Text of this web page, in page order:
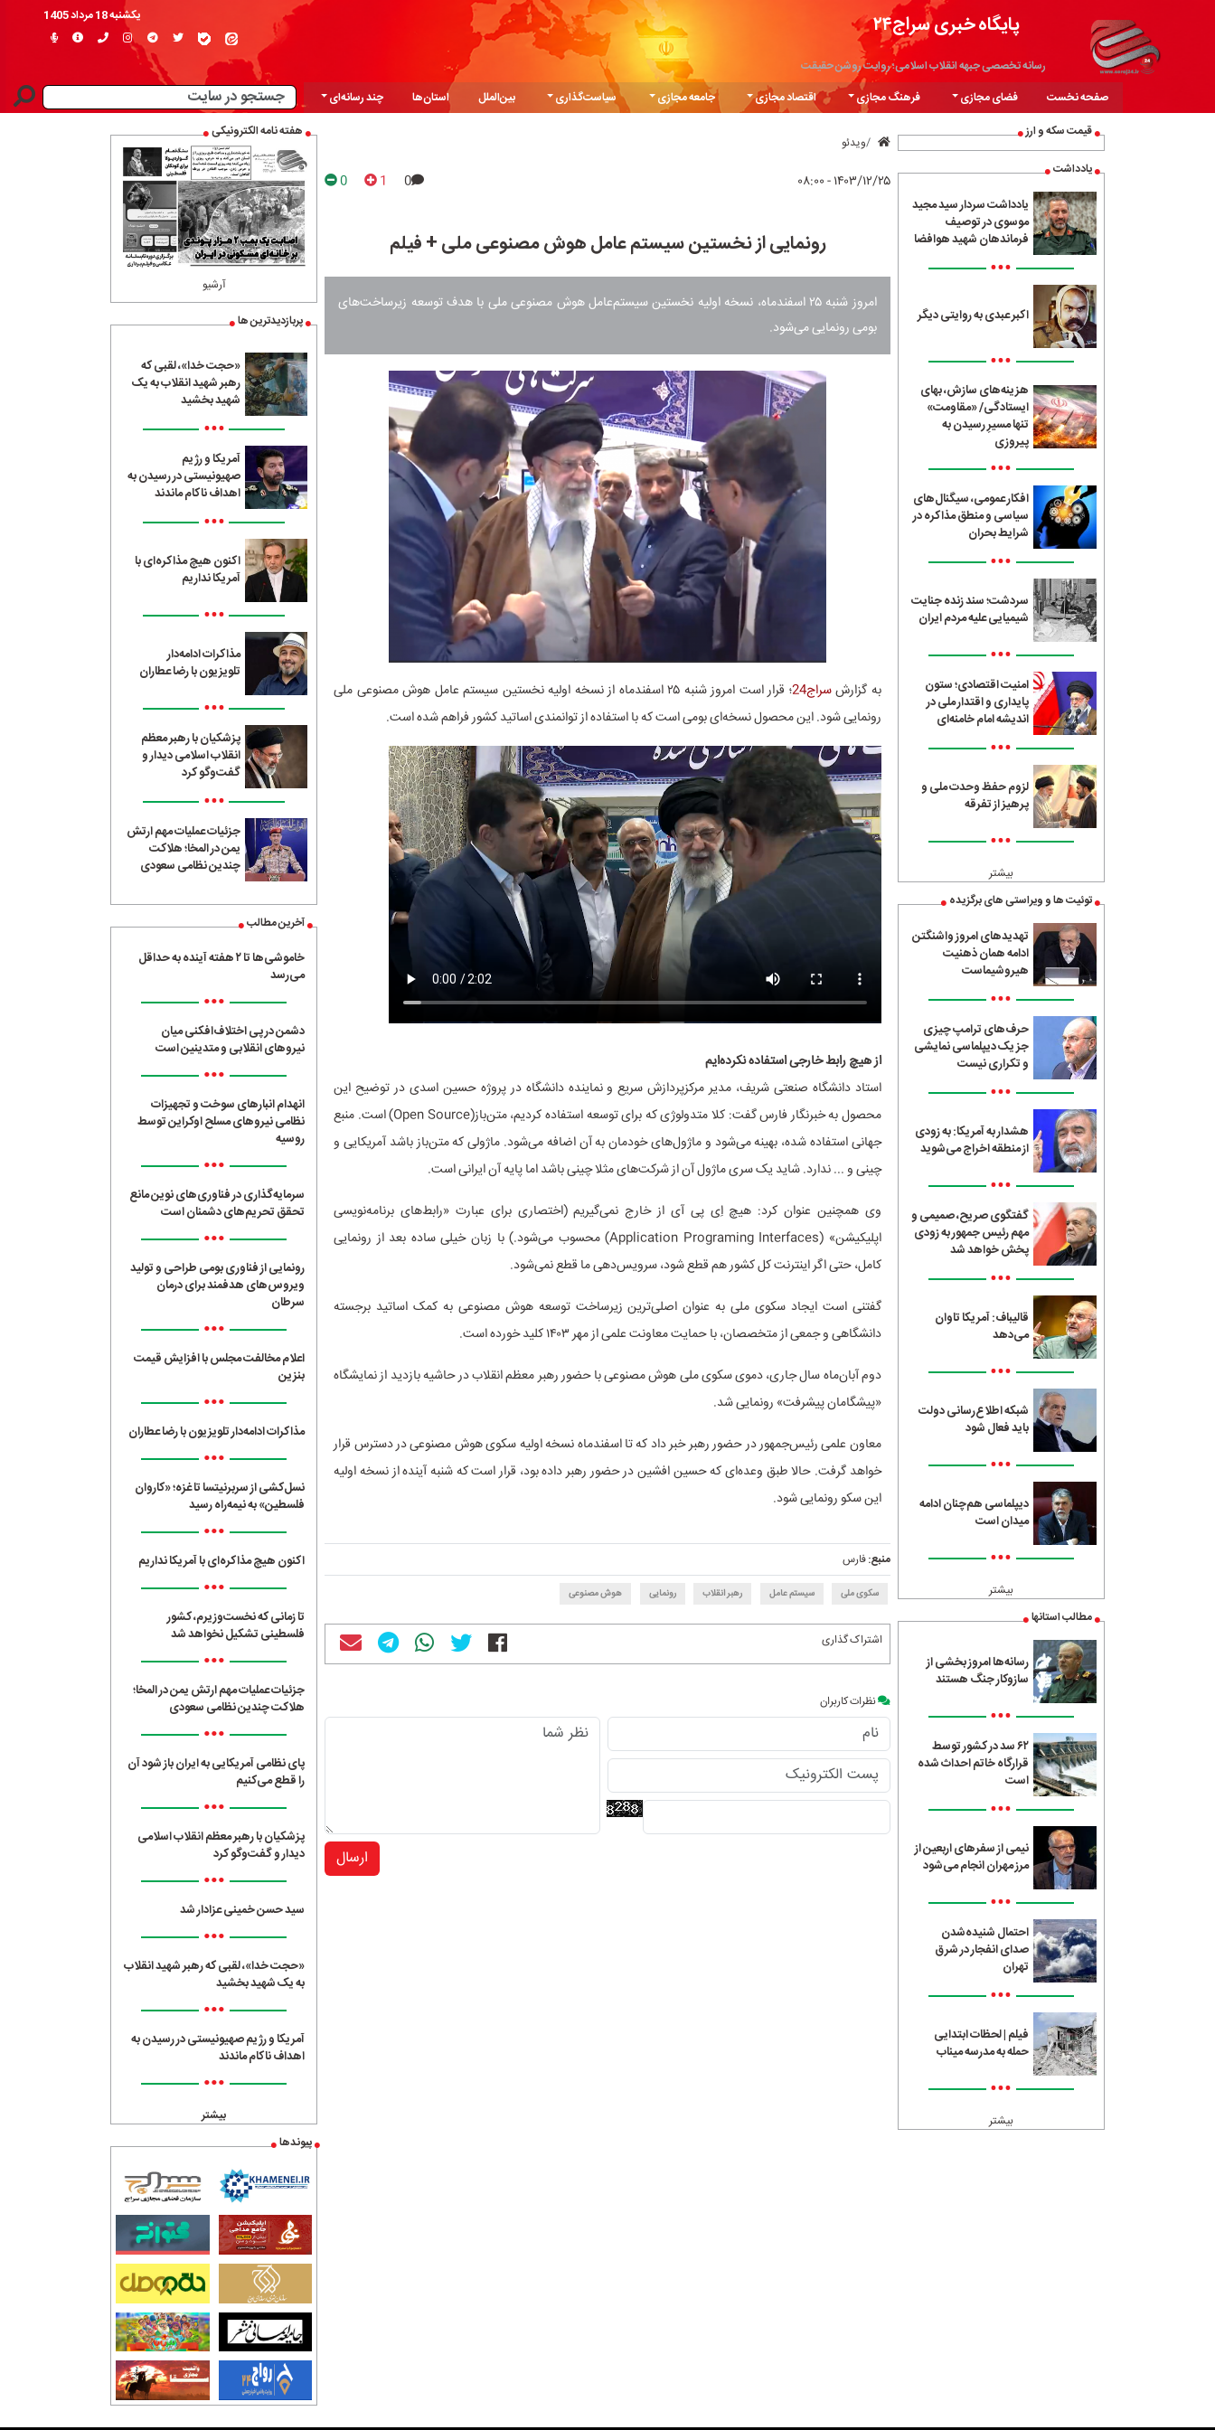
پایگاه خبری سراج۲۴
رسانه تخصصی جبهه انقلاب اسلامی؛ روایت روشن حقیقت
یکشنبه 18 مرداد 1405
صفحه نخست فضای مجازی فرهنگ مجازی اقتصاد مجازی جامعه مجازی سیاست‌گذاری بین‌الملل استان‌ها
چند رسانه‌ای
قیمت سکه و ارز
یادداشت
یادداشت سردار سید مجید
موسوی در توصیف
فرماندهان شهید هوافضا
•••
اکبر عبدی به روایتی دیگر
•••
هزینه‌های سازش، بهای
ایستادگی/ «مقاومت»
تنها مسیرِ رسیدن به
پیروزی
•••
افکار عمومی، سیگنال‌های
سیاسی و منطق مذاکره در
شرایط بحران
•••
سردشت؛ سند زنده جنایت
شیمیایی علیه مردم ایران
•••
امنیت اقتصادی؛ ستون
پایداری و اقتدار ملی در
اندیشه امام خامنه‌ای
•••
لزوم حفظ وحدت ملی و
پرهیز از تفرقه
•••
بیشتر
توئیت ها و ویراستی های برگزیده
تهدیدهای امروز واشنگتن
ادامه همان ذهنیت
هیروشیماست
•••
حرف‌های ترامپ چیزی
جز یک دیپلماسی نمایشی
و تکراری نیست
•••
هشدار به آمریکا: به زودی
از منطقه اخراج می‌شوید
•••
گفتگوی صریح، صمیمی و
مهم رئیس جمهور به زودی
پخش خواهد شد
•••
قالیباف: آمریکا تاوان
می‌دهد
•••
شبکه اطلاع‌رسانی دولت
باید فعال شود
•••
دیپلماسی هم‌چنان ادامه
میدان است
•••
بیشتر
مطالب استانها
رسانه‌ها امروز بخشی از
سازوکار جنگ هستند
•••
۶۲ سد در کشور توسط
قرارگاه خاتم احداث شده
است
•••
نیمی از سفرهای اربعین از
مرز مهران انجام می‌شود
•••
احتمال شنیده‌شدن
صدای انفجار در شرق
تهران
•••
فیلم | لحظات ابتدایی
حمله به مدرسه میناب
•••
بیشتر
ویدئو
۱۴۰۳/۱۲/۲۵ - ۰۸:۰۰ 0
1
0
رونمایی از نخستین سیستم عامل هوش مصنوعی ملی + فیلم
امروز شنبه ۲۵ اسفندماه، نسخه اولیه نخستین سیستم‌عامل هوش مصنوعی ملی با هدف توسعه زیرساخت‌های
بومی رونمایی می‌شود.
به گزارشسراج24
؛ قرار است امروز شنبه ۲۵ اسفندماه از نسخه اولیه نخستین سیستم عامل هوش مصنوعی ملی
رونمایی شود. این محصول نسخه‌ای بومی است که با استفاده از توانمندی اساتید کشور فراهم شده است.
از هیچ رابط خارجی استفاده نکرده‌ایم
استاد دانشگاه صنعتی شریف، مدیر مرکزپردازش سریع و نماینده دانشگاه در پروژه حسین اسدی در توضیح این
محصول به خبرنگار فارس گفت: کلا متدولوژی که برای توسعه استفاده کردیم، متن‌باز(Open Source) است. منبع
جهانی استفاده شده، بهینه می‌شود و ماژول‌های خودمان به آن اضافه می‌شود. ماژولی که متن‌باز باشد آمریکایی و
چینی و ... ندارد. شاید یک سری ماژول آن از شرکت‌های مثلا چینی باشد اما پایه آن ایرانی است.
وی همچنین عنوان کرد: هیچ اِی پی آی از خارج نمی‌گیریم (اختصاری برای عبارت «رابط‌های برنامه‌نویسی
اپلیکیشن» (Application Programing Interfaces) محسوب می‌شود.) با زبان خیلی ساده بعد از رونمایی
کامل، حتی اگر اینترنت کل کشور هم قطع شود، سرویس‌دهی ما قطع نمی‌شود.
گفتنی است ایجاد سکوی ملی به عنوان اصلی‌ترین زیرساخت توسعه هوش مصنوعی به کمک اساتید برجسته
دانشگاهی و جمعی از متخصصان، با حمایت معاونت علمی از مهر ۱۴۰۳ کلید خورده است.
دوم آبان‌ماه سال جاری، دموی سکوی ملی هوش مصنوعی با حضور رهبر معظم انقلاب در حاشیه بازدید از نمایشگاه
«پیشگامان پیشرفت» رونمایی شد.
معاون علمی رئیس‌جمهور در حضور رهبر خبر داد که تا اسفندماه نسخه اولیه سکوی هوش مصنوعی در دسترس قرار
خواهد گرفت. حالا طبق وعده‌ای که حسین افشین در حضور رهبر داده بود، قرار است که شنبه آینده از نسخه اولیه
این سکو رونمایی شود.
منبع:فارس
سکوی ملی سیستم عامل رهبر انقلاب رونمایی هوش مصنوعی
اشتراک گذاری
نظرات کاربران
ارسال
هفته نامه الکترونیکی
آرشیو
پربازدیدترین ها
«حجت خدا»، لقبی که
رهبر شهید انقلاب به یک
شهید بخشید
•••
آمریکا و رژیم
صهیونیستی در رسیدن به
اهداف ناکام ماندند
•••
اکنون هیچ مذاکره‌ای با
آمریکا نداریم
•••
مذاکرات ادامه‌دار
تلویزیون با رضا عطاران
•••
پزشکیان با رهبر معظم
انقلاب اسلامی دیدار و
گفت‌وگو کرد
•••
جزئیات عملیات مهم ارتش
یمن در المخا؛ هلاکت
چندین نظامی سعودی
آخرین مطالب
خاموشی‌ها تا ۲ هفته آینده به حداقل
می‌رسد
•••
دشمن در پی اختلاف‌افکنی میان
نیروهای انقلابی و متدینین است
•••
انهدام انبارهای سوخت و تجهیزات
نظامی نیروهای مسلح اوکراین توسط
روسیه
•••
سرمایه‌گذاری در فناوری‌های نوین مانع
تحقق تحریم‌های دشمنان است
•••
رونمایی از فناوری بومی طراحی و تولید
ویروس‌های هدفمند برای درمان
سرطان
•••
اعلام مخالفت مجلس با افزایش قیمت
بنزین
•••
مذاکرات ادامه‌دار تلویزیون با رضا عطاران
•••
نسل‌کشی از سربرنیتسا تا غزه؛ «کاروان
فلسطین» به نیمه‌راه رسید
•••
اکنون هیچ مذاکره‌ای با آمریکا نداریم
•••
تا زمانی که نخست‌وزیرم، کشور
فلسطینی تشکیل نخواهد شد
•••
جزئیات عملیات مهم ارتش یمن در المخا؛
هلاکت چندین نظامی سعودی
•••
پای نظامی آمریکایی به ایران باز شود آن
را قطع می‌کنیم
•••
پزشکیان با رهبر معظم انقلاب اسلامی
دیدار و گفت‌وگو کرد
•••
سید حسن خمینی عزادار شد
•••
«حجت خدا»، لقبی که رهبر شهید انقلاب
به یک شهید بخشید
•••
آمریکا و رژیم صهیونیستی در رسیدن به
اهداف ناکام ماندند
•••
بیشتر
پیوندها